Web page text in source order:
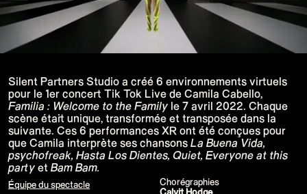
Shakira - TSX Times Square
Shakira - The Tonight Show
Google I/O Show Introduction - AI
Image-to-Music Experiment
Grand Prix de F1 Las Vegas Cérémonie
Lawrence River, Echoes from the
Shores
CMA - Country Christmas
57e CMA Awards
Hip-Hop's 50th Anniversary - MTV
VMAs Performance
Shakira - MTV VMAs Performance
Lil Wayne - MTV VMAs Performance
39e MTV Video Music Awards
Karol G
Harry Styles Stadium Tour
P!NK - Summer Carnival
Silent Partners Studio a créé 6 environnements virtuels
pour le 1er concert Tik Tok Live de Camila Cabello,
Familia : Welcome to the Family le 7 avril 2022. Chaque
scène était unique, transformée et transposée dans la
suivante. Ces 6 performances XR ont été conçues pour
que Camila interprète ses chansonsLa Buena Vida,
psychofreak, Hasta Los Dientes, Quiet, Everyone at this
partyetBam Bam.
Équipe du spectacle
Chorégraphies
Calvit Hodge